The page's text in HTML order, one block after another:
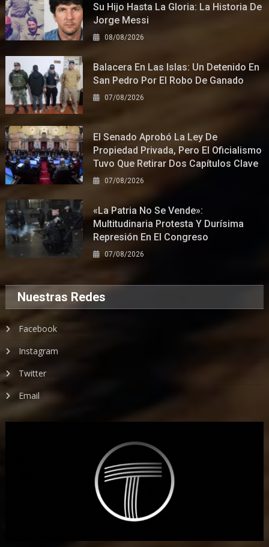
Su Hijo Hasta La Gloria: La Historia De
Jorge Messi
08/08/2026
Balacera En Las Islas: Un Detenido En
San Pedro Por El Robo De Ganado
07/08/2026
El Senado Aprobó La Ley De
Propiedad Privada, Pero El Oficialismo
Tuvo Que Retirar Dos Capítulos Clave
07/08/2026
«La Patria No Se Vende»:
Multitudinaria Protesta Y Durísima
Represión En El Congreso
07/08/2026
Nuestras Redes
Facebook
Instagram
Twitter
Email